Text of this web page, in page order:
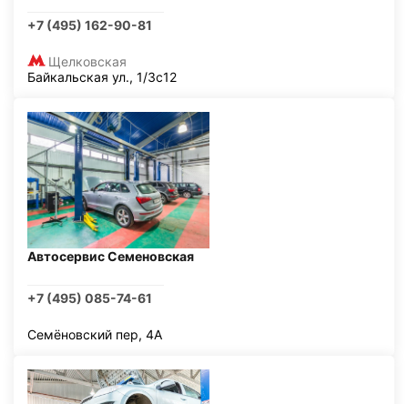
+7 (495) 162-90-81
Щелковская
Байкальская ул., 1/3с12
Автосервис Семеновская
+7 (495) 085-74-61
Семёновский пер, 4А